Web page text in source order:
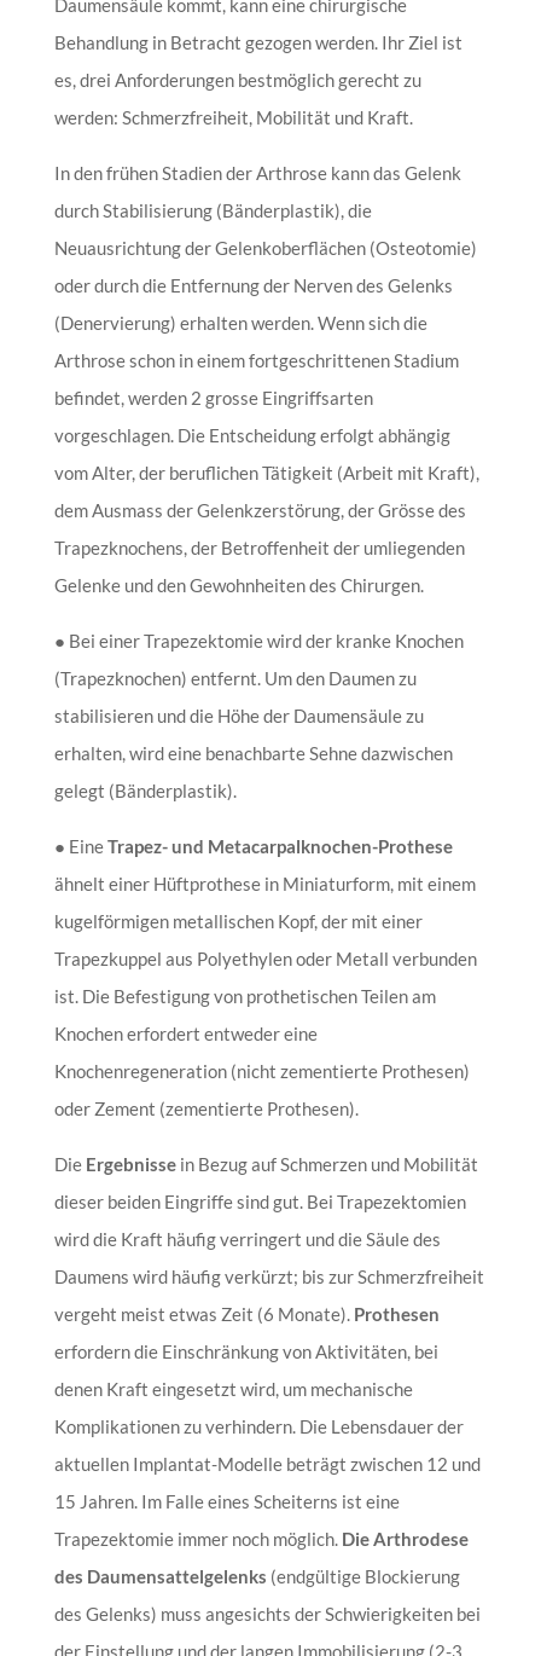
Daumensäule kommt, kann eine chirurgische
Behandlung in Betracht gezogen werden. Ihr Ziel ist
es, drei Anforderungen bestmöglich gerecht zu
werden: Schmerzfreiheit, Mobilität und Kraft.
In den frühen Stadien der Arthrose kann das Gelenk
durch Stabilisierung (Bänderplastik), die
Neuausrichtung der Gelenkoberflächen (Osteotomie)
oder durch die Entfernung der Nerven des Gelenks
(Denervierung) erhalten werden. Wenn sich die
Arthrose schon in einem fortgeschrittenen Stadium
befindet, werden 2 grosse Eingriffsarten
vorgeschlagen. Die Entscheidung erfolgt abhängig
vom Alter, der beruflichen Tätigkeit (Arbeit mit Kraft),
dem Ausmass der Gelenkzerstörung, der Grösse des
Trapezknochens, der Betroffenheit der umliegenden
Gelenke und den Gewohnheiten des Chirurgen.
● Bei einer Trapezektomie wird der kranke Knochen
(Trapezknochen) entfernt. Um den Daumen zu
stabilisieren und die Höhe der Daumensäule zu
erhalten, wird eine benachbarte Sehne dazwischen
gelegt (Bänderplastik).
● EineTrapez- und Metacarpalknochen-Prothese
ähnelt einer Hüftprothese in Miniaturform, mit einem
kugelförmigen metallischen Kopf, der mit einer
Trapezkuppel aus Polyethylen oder Metall verbunden
ist. Die Befestigung von prothetischen Teilen am
Knochen erfordert entweder eine
Knochenregeneration (nicht zementierte Prothesen)
oder Zement (zementierte Prothesen).
Die Ergebnissein Bezug auf Schmerzen und Mobilität
dieser beiden Eingriffe sind gut. Bei Trapezektomien
wird die Kraft häufig verringert und die Säule des
Daumens wird häufig verkürzt; bis zur Schmerzfreiheit
vergeht meist etwas Zeit (6 Monate). Prothesen
erfordern die Einschränkung von Aktivitäten, bei
denen Kraft eingesetzt wird, um mechanische
Komplikationen zu verhindern. Die Lebensdauer der
aktuellen Implantat-Modelle beträgt zwischen 12 und
15 Jahren. Im Falle eines Scheiterns ist eine
Trapezektomie immer noch möglich. Die Arthrodese
des Daumensattelgelenks (endgültige Blockierung
des Gelenks) muss angesichts der Schwierigkeiten bei
der Einstellung und der langen Immobilisierung (2-3